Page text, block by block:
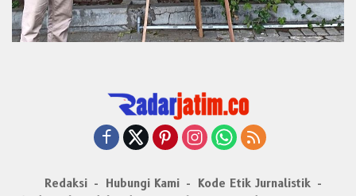
Redaksi Hubungi Kami
Kode Etik Jurnalistik